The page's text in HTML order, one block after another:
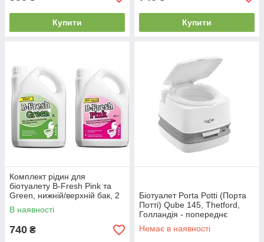
Купити Купити
Комплект рідин для
біотуалету B-Fresh Pink та
Green, нижній/верхній бак, 2
л, Thetford
В наявності
740 ₴
Біотуалет Porta Potti (Порта
Потті) Qube 145, Thetford,
Голландія - попереднє
замовлення
Немає в наявності